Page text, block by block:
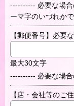
---------- 必要な場
ーマ字のいづれか
【郵便番号】必要
最大30文字
---------- 必要な場
【店・会社等のご